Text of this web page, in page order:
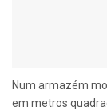
Num armazém
em metros